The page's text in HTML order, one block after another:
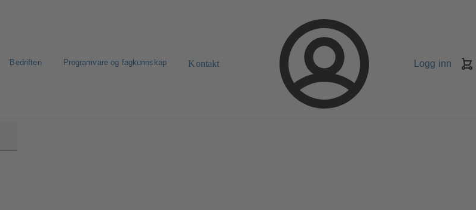
Bedriften Programvare og fagkunnskap Kontakt Logg inn